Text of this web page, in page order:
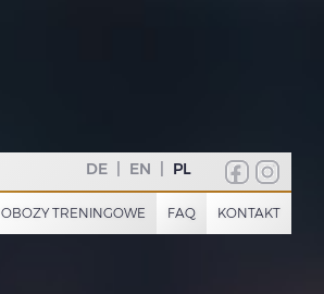
DE EN PL
OBOZY TRENINGOWE FAQ KONTAKT